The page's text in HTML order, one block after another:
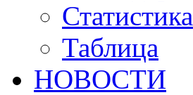
Статистика
Таблица
НОВОСТИ